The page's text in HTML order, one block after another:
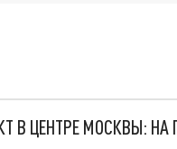
В ЦЕНТРЕ МОСКВЫ: